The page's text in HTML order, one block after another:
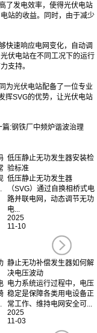
了发电效率，使得光伏电站
站的收益。同时，由于减少
快速响应电网变化，自动调
伏电站在不同工况下的运行
支持。
为光伏电站配备了一位专业
挥SVG的优势，让光伏电站
篇:钢铁厂中频炉谐波治理
低压静止无功发生器安装检
验标准
低压静止无功发生器
（SVG）通过自换相桥式电
路并联电网，动态调节无功
电...
2025
11-10
静止无功补偿发生器如何解
决电压波动
电力系统运行过程中，电压
稳定是保障各类用电设备正
常工作、维持电网安全可...
2025
11-03